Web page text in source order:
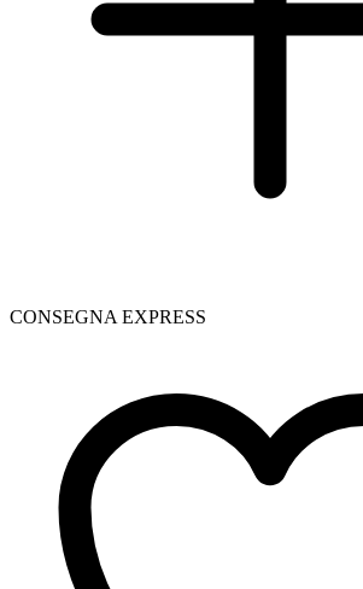
CONSEGNA EXPRESS